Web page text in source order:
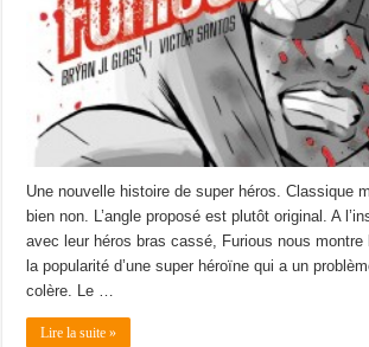
Une nouvelle histoire de super héros. Classique
bien non. L’angle proposé est plutôt original. A
avec leur héros bras cassé, Furious nous montre
la popularité d’une super héroïne qui a un
colère. Le …
Lire la suite »